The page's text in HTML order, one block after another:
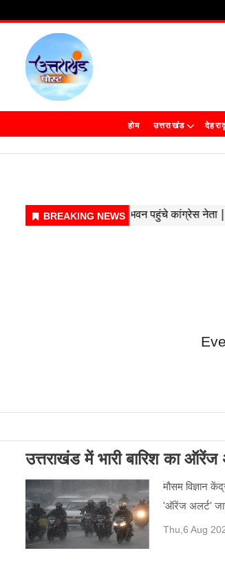
होम उत्तराखंड
उत्तराखंड में भारी बारिश का
मौसम विज्ञान
'ऑरेंज अलर्ट'
Thu,6 Aug